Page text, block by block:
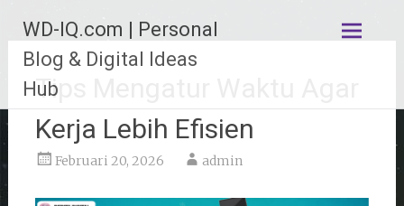
konten
WD-IQ.com | Personal
Blog & Digital Ideas
Hub
Tips Mengatur Waktu Agar
Kerja Lebih Efisien
Februari 20, 2026 admin